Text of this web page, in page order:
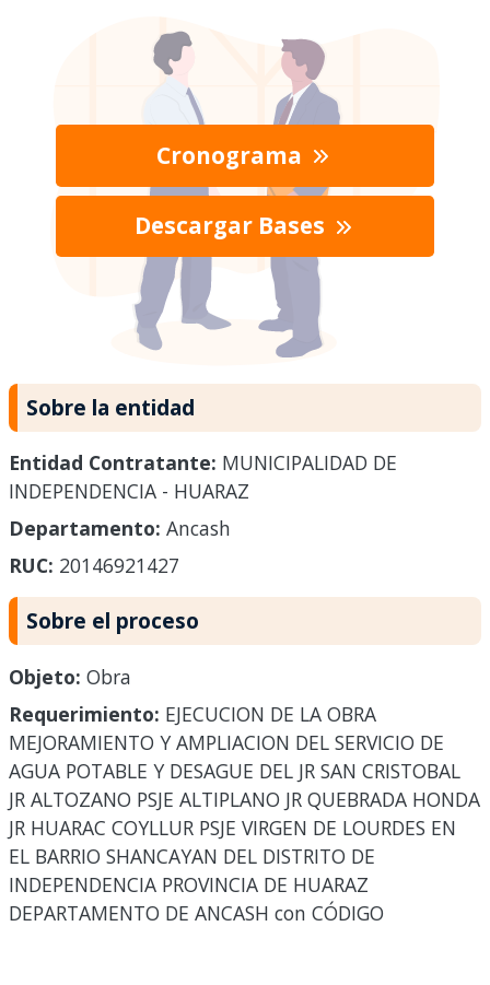
Cronograma
Descargar Bases
Sobre la entidad
Entidad Contratante: MUNICIPALIDAD DE
INDEPENDENCIA - HUARAZ
Departamento: Ancash
RUC: 20146921427
Sobre el proceso
Objeto: Obra
Requerimiento: EJECUCION DE LA OBRA
MEJORAMIENTO Y AMPLIACION DEL SERVICIO DE
AGUA POTABLE Y DESAGUE DEL JR SAN CRISTOBAL
JR ALTOZANO PSJE ALTIPLANO JR QUEBRADA HONDA
JR HUARAC COYLLUR PSJE VIRGEN DE LOURDES EN
EL BARRIO SHANCAYAN DEL DISTRITO DE
INDEPENDENCIA PROVINCIA DE HUARAZ
DEPARTAMENTO DE ANCASH con CÓDIGO